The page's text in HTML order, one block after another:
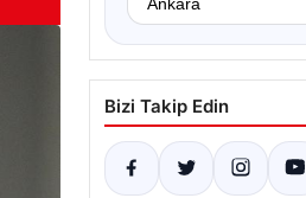
Bizi Takip Edin